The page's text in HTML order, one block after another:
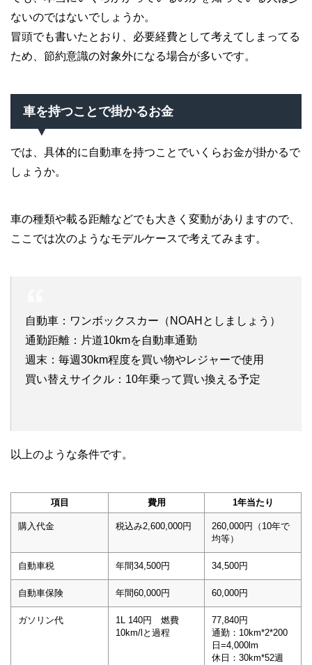
ないのではないでしょうか。
冒頭でも書いたとおり、必要経費として考えてしまってる
ため、節約意識の対象外になる場合が多いです。
車を持つことで掛かるお金
では、具体的に自動車を持つことでいくらお金が掛かるで
しょうか。
車の種類や載る距離などでも大きく変動がありますので、
ここでは次のようなモデルケースで考えてみます。
自動車：ワンボックスカー（NOAHとしましょう）
通勤距離：片道10kmを自動車通勤
週末：毎週30km程度を買い物やレジャーで使用
買い替えサイクル：10年乗って買い換える予定
以上のような条件です。
項目 費用 1年当たり
購入代金 税込み2,600,000円
260,000円（10年で
均等）
自動車税 年間34,500円 34,500円
自動車保険 年間60,000円 60,000円
ガソリン代
1L 140円 燃費
10km/lと過程
77,840円
通勤：10km*2*200
日=4,000lm
休日：30km*52週